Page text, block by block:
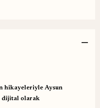
hikayeleriyle Aysun
dijital olarak